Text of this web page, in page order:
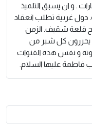
. و ان يسبق التلميذ
دول غربية تطلب انعقاد
قلعة شقيف. الزمن
يحررون كل شبر من
و نفس هذه القنوات
عليها السلام.